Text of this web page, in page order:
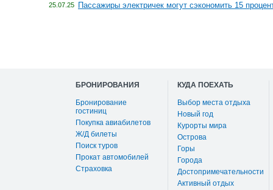
25.07.25 Пассажиры электричек могут сэкономить 15
БРОНИРОВАНИЯ
Бронирование
гостиниц
Покупка авиабилетов
Ж/Д билеты
Поиск туров
Прокат автомобилей
Страховка
КУДА ПОЕХАТЬ
Выбор места отдыха
Новый год
Курорты мира
Острова
Горы
Города
Достопримечательности
Активный отдых